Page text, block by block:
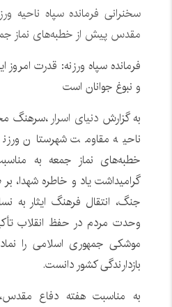
سخنرانی فرمانده سپاه ناحیه
مقدس پیش از خطبه‌های نماز
فرمانده سپاه ورزنه: قدرت امروز
و نبوغ جوانان است
به گزارش دنیای اسرار ،سرهنگ
ناحیه مقاومت شهرستان
خطبه‌های نماز جمعه به
گرامیداشت یاد و خاطره شهدا،
جنگ، انتقال فرهنگ ایثار
وحدت مردم در حفظ انقلاب
موشکی جمهوری اسلامی را
بازدارندگی کشور دانست.
به مناسبت هفته دفاع